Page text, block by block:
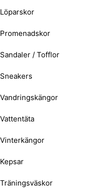
Löparskor
Promenadskor
Sandaler / Tofflor
Sneakers
Vandringskängor
Vattentäta
Vinterkängor
Kepsar
Träningsväskor